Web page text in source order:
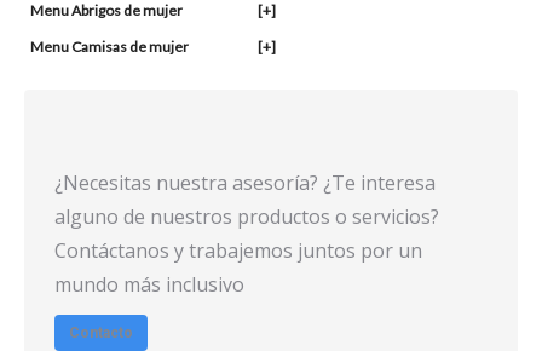
Menu Abrigos de mujer
[+]
Menu Camisas de mujer
[+]
¿Necesitas nuestra asesoría? ¿Te interesa
alguno de nuestros productos o servicios?
Contáctanos y trabajemos juntos por un
mundo más inclusivo
Contacto